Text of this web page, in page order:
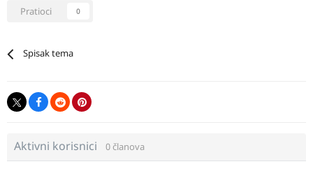
Pratioci 0
Spisak tema
Aktivni korisnici 0 članova